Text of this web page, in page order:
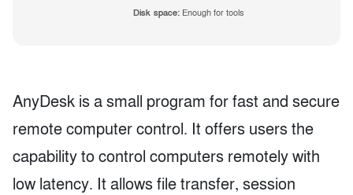
Disk space: Enough for tools
AnyDesk is a small program for fast and secure
remote computer control. It offers users the
capability to control computers remotely with
low latency. It allows file transfer, session